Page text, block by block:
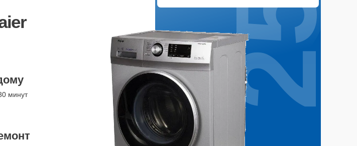
минут